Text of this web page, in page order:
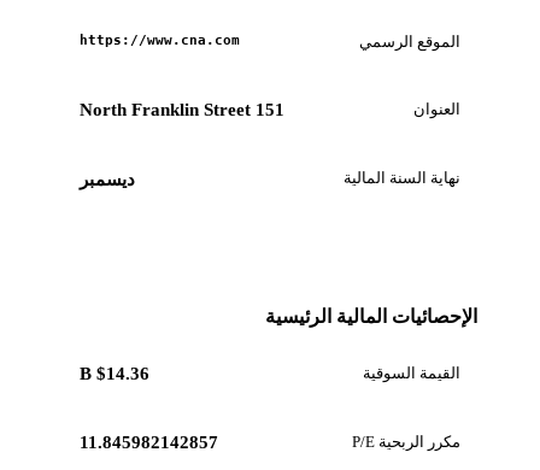
الموقع الرسمي https://www.cna.com
العنوان 151 North Franklin Street
نهاية السنة المالية ديسمبر
الإحصائيات المالية الرئيسية
القيمة السوقية $14.36 B
مكرر الربحية P/E 11.845982142857